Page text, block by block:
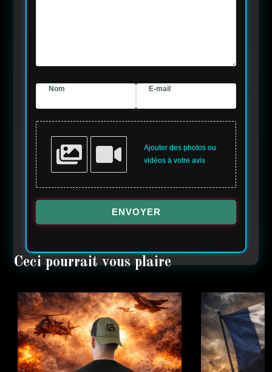
Nom E-mail
Ajouter des photos ou
vidéos à votre avis
ENVOYER